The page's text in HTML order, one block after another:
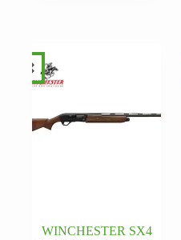
WINCHESTER SX4